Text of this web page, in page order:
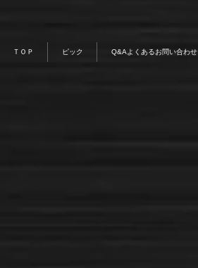
ＴＯＰ ピック Q&Aよくあるお問い合わせ